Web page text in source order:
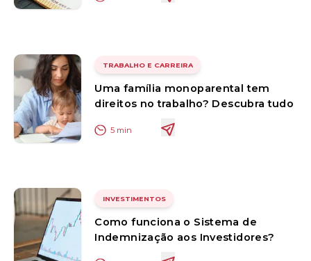
TRABALHO E CARREIRA
Uma família monoparental tem
direitos no trabalho? Descubra tudo
5 min
INVESTIMENTOS
Como funciona o Sistema de
Indemnização aos Investidores?